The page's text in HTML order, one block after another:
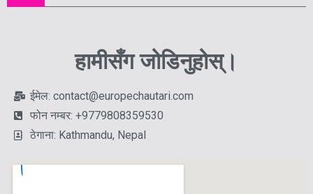
हामीसँग जोडिनुहोस्।
ईमेल: contact@europechautari.com
फोन नम्बर: +9779808359530
ठेगाना: Kathmandu, Nepal